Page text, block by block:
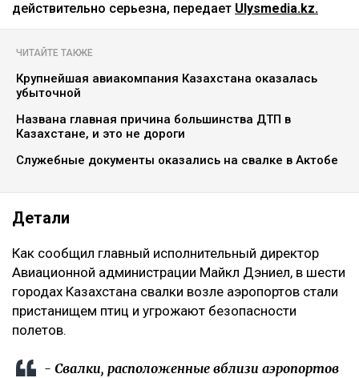
действительно серьезна, передает Ulysmedia.kz.
ЧИТАЙТЕ ТАКЖЕ
Крупнейшая авиакомпания Казахстана оказалась
убыточной
Названа главная причина большинства ДТП в
Казахстане, и это не дороги
Служебные документы оказались на свалке в Актобе
Детали
Как сообщил главный исполнительный директор
Авиационной администрации Майкл Дэниел, в шести
городах Казахстана свалки возле аэропортов стали
пристанищем птиц и угрожают безопасности
полетов.
- Свалки, расположенные вблизи аэропортов